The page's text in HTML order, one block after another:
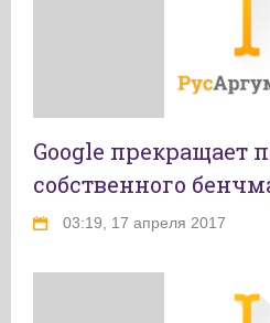
Google прекращает
собственного
03:19, 17 апреля 2017